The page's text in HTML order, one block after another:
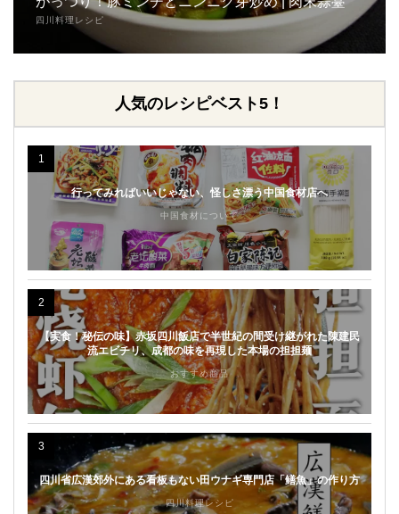
四川料理レシピ
人気のレシピベスト5！
1
行ってみればいいじゃない、怪しさ漂う中国食材店へ
中国食材について
2
【実食！秘伝の味】赤坂四川飯店で半世紀の間受け継がれた陳建民
流エビチリ、成都の味を再現した本場の担担麺
おすすめ商品
3
四川省広漢郊外にある看板もない田ウナギ専門店「鳝魚」の作り方
四川料理レシピ